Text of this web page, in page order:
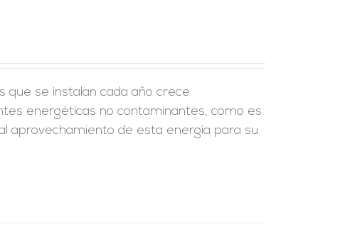
que se instalan cada año crece
energéticas no contaminantes, como es
aprovechamiento de esta energía para su